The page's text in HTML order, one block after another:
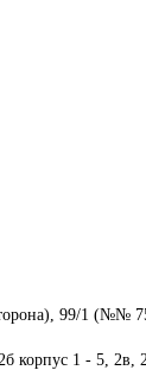
99/1 (№№
корпус 1 - 5,